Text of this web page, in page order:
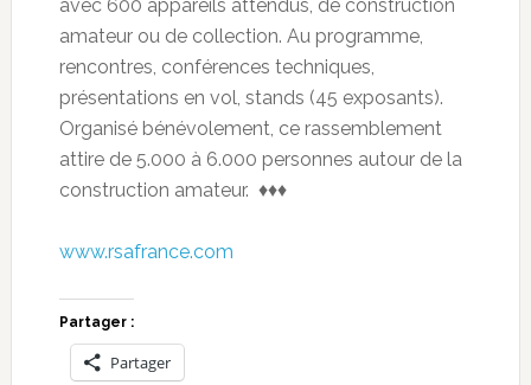
avec 600 appareils attendus, de construction
amateur ou de collection. Au programme,
rencontres, conférences techniques,
présentations en vol, stands (45 exposants).
Organisé bénévolement, ce rassemblement
attire de 5.000 à 6.000 personnes autour de la
construction amateur. ♦♦♦
www.rsafrance.com
Partager :
Partager